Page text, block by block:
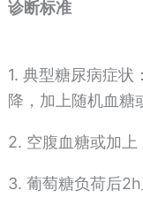
诊断标准
1. 典型糖尿病症状
降，加上随机血糖
2. 空腹血糖或加上
3. 葡萄糖负荷后